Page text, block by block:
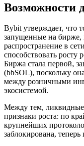
Возможности
Bybit утверждает, что
запущенные на бирже,
распространение в
способствовать
Биржа стала первой,
(bbSOL), поскольку
между розничными
экосистемой.
Между тем, ликвидные
признаки роста: по
крупнейших
заблокирована,